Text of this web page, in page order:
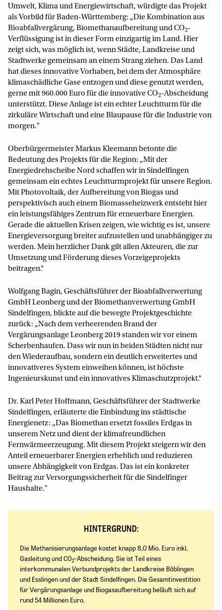
Umwelt, Klima und Energiewirtschaft, würdigte das Projekt
als Vorbild für Baden-Württemberg: „Die Kombination aus
Bioabfallvergärung, Biomethanaufbereitung und CO2-
Verflüssigung ist in dieser Form einzigartig im Land. Hier
zeigt sich, was möglich ist, wenn Städte, Landkreise und
Stadtwerke gemeinsam an einem Strang ziehen. Das Land
hat dieses innovative Vorhaben, bei dem der Atmosphäre
klimaschädliche Gase entzogen und diese genutzt werden,
gerne mit 960.000 Euro für die innovative CO2-Abscheidung
unterstützt. Diese Anlage ist ein echter Leuchtturm für die
zirkuläre Wirtschaft und eine Blaupause für die Industrie von
morgen."
Oberbürgermeister Markus Kleemann betonte die
Bedeutung des Projekts für die Region: „Mit der
Energiedrehscheibe Nord schaffen wir in Sindelfingen
gemeinsam ein echtes Leuchtturmprojekt für unsere Region.
Mit Photovoltaik, der Aufbereitung von Biogas und
perspektivisch auch einem Biomasseheizwerk entsteht hier
ein leistungsfähiges Zentrum für erneuerbare Energien.
Gerade die aktuellen Krisen zeigen, wie wichtig es ist, unsere
Energieversorgung breiter aufzustellen und unabhängiger zu
werden. Mein herzlicher Dank gilt allen Akteuren, die zur
Umsetzung und Förderung dieses Vorzeigeprojekts
beitragen.“
Wolfgang Bagin, Geschäftsführer der Bioabfallverwertung
GmbH Leonberg und der Biomethanverwertung GmbH
Sindelfingen, blickte auf die bewegte Projektgeschichte
zurück: „Nach dem verheerenden Brand der
Vergärungsanlage Leonberg 2019 standen wir vor einem
Scherbenhaufen. Dass wir nun in beiden Städten nicht nur
den Wiederaufbau, sondern ein deutlich erweitertes und
innovativeres System einweihen können, ist höchste
Ingenieurskunst und ein innovatives Klimaschutzprojekt.“
Dr. Karl Peter Hoffmann, Geschäftsführer der Stadtwerke
Sindelfingen, erläuterte die Einbindung ins städtische
Energienetz: „Das Biomethan ersetzt fossiles Erdgas in
unserem Netz und dient der klimafreundlichen
Fernwärmeerzeugung. Mit diesem Projekt steigern wir den
Anteil erneuerbarer Energien erheblich und reduzieren
unsere Abhängigkeit von Erdgas. Das ist ein konkreter
Beitrag zur Versorgungssicherheit für die Sindelfinger
Haushalte."
HINTERGRUND:
Die Methanisierungsanlage kostet knapp 8,0 Mio. Euro inkl.
Gasleitung und CO2-Abscheidung. Sie ist Teil eines
interkommunalen Verbundprojekts der Landkreise Böblingen
und Esslingen und der Stadt Sindelfingen. Die Gesamtinvestition
für Vergärungsanlage und Biogasaufbereitung beläuft sich auf
rund 54 Millionen Euro.